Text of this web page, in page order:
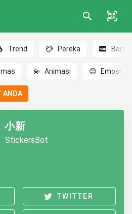
Trend Pereka Baru
💫 Animasi 😊 Emosi
ANDA
小新
StickersBot
TWITTER